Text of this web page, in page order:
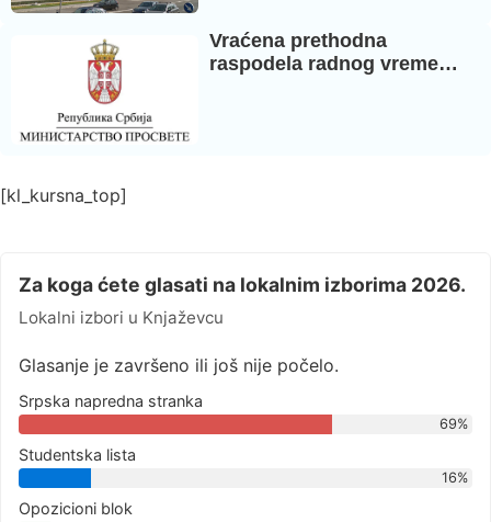
Vraćena prethodna
raspodela radnog vreme…
[kl_kursna_top]
Za koga ćete glasati na lokalnim izborima 2026.
Lokalni izbori u Knjaževcu
Glasanje je završeno ili još nije počelo.
Srpska napredna stranka
69%
Studentska lista
16%
Opozicioni blok